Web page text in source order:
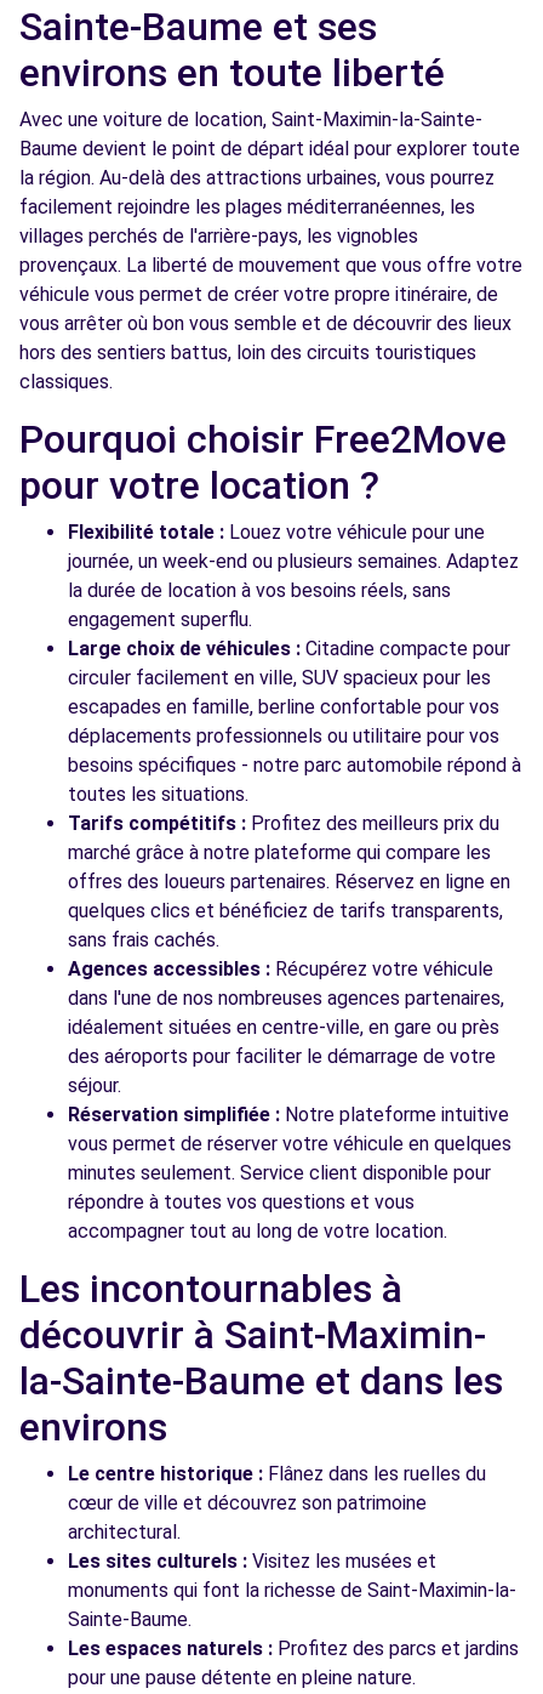
Sainte-Baume et ses
environs en toute liberté
Avec une voiture de location, Saint-Maximin-la-Sainte-
Baume devient le point de départ idéal pour explorer toute
la région. Au-delà des attractions urbaines, vous pourrez
facilement rejoindre les plages méditerranéennes, les
villages perchés de l'arrière-pays, les vignobles
provençaux. La liberté de mouvement que vous offre votre
véhicule vous permet de créer votre propre itinéraire, de
vous arrêter où bon vous semble et de découvrir des lieux
hors des sentiers battus, loin des circuits touristiques
classiques.
Pourquoi choisir Free2Move
pour votre location ?
Flexibilité totale : Louez votre véhicule pour une
journée, un week-end ou plusieurs semaines. Adaptez
la durée de location à vos besoins réels, sans
engagement superflu.
Large choix de véhicules : Citadine compacte pour
circuler facilement en ville, SUV spacieux pour les
escapades en famille, berline confortable pour vos
déplacements professionnels ou utilitaire pour vos
besoins spécifiques - notre parc automobile répond à
toutes les situations.
Tarifs compétitifs : Profitez des meilleurs prix du
marché grâce à notre plateforme qui compare les
offres des loueurs partenaires. Réservez en ligne en
quelques clics et bénéficiez de tarifs transparents,
sans frais cachés.
Agences accessibles : Récupérez votre véhicule
dans l'une de nos nombreuses agences partenaires,
idéalement situées en centre-ville, en gare ou près
des aéroports pour faciliter le démarrage de votre
séjour.
Réservation simplifiée : Notre plateforme intuitive
vous permet de réserver votre véhicule en quelques
minutes seulement. Service client disponible pour
répondre à toutes vos questions et vous
accompagner tout au long de votre location.
Les incontournables à
découvrir à Saint-Maximin-
la-Sainte-Baume et dans les
environs
Le centre historique : Flânez dans les ruelles du
cœur de ville et découvrez son patrimoine
architectural.
Les sites culturels : Visitez les musées et
monuments qui font la richesse de Saint-Maximin-la-
Sainte-Baume.
Les espaces naturels : Profitez des parcs et jardins
pour une pause détente en pleine nature.